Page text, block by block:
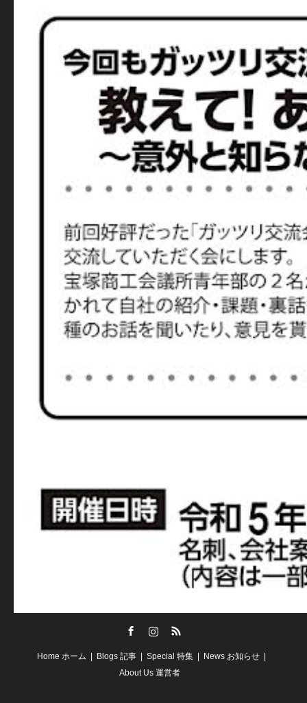
Home ホーム Blogs 記事 Special 特集
News お知らせ
About Us 運営者